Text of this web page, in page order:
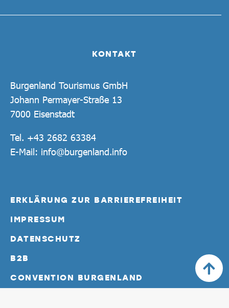
KONTAKT
Burgenland Tourismus GmbH
Johann Permayer-Straße 13
7000 Eisenstadt
Tel. +43 2682 63384
E-Mail: info@burgenland.info
ERKLÄRUNG ZUR BARRIEREFREIHEIT
IMPRESSUM
DATENSCHUTZ
B2B
CONVENTION BURGENLAND